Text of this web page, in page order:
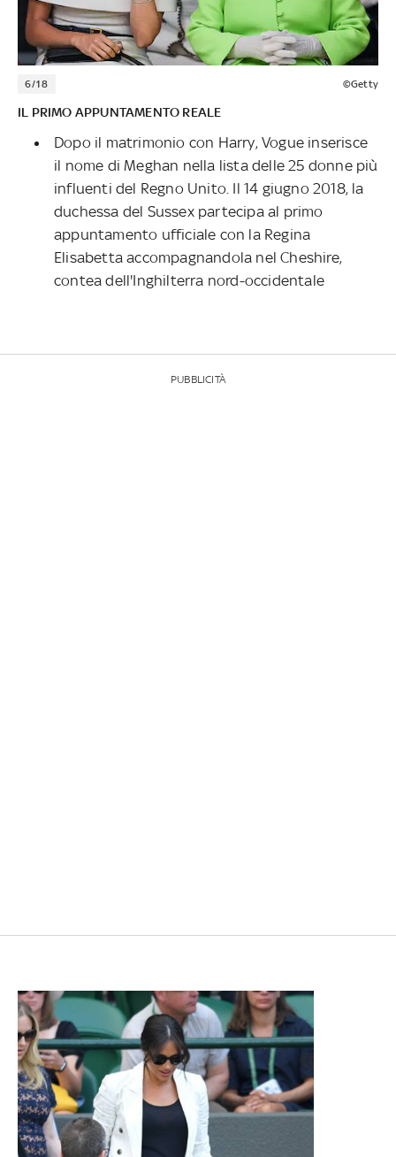
6/18 ©Getty
IL PRIMO APPUNTAMENTO REALE
Dopo il matrimonio con Harry, Vogue inserisce
il nome di Meghan nella lista delle 25 donne più
influenti del Regno Unito. Il 14 giugno 2018, la
duchessa del Sussex partecipa al primo
appuntamento ufficiale con la Regina
Elisabetta accompagnandola nel Cheshire,
contea dell'Inghilterra nord-occidentale
PUBBLICITÀ